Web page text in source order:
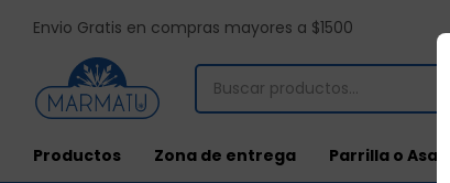
Productos Zona de entrega Parrilla o Asado
Envio Gratis en compras mayores a $1500